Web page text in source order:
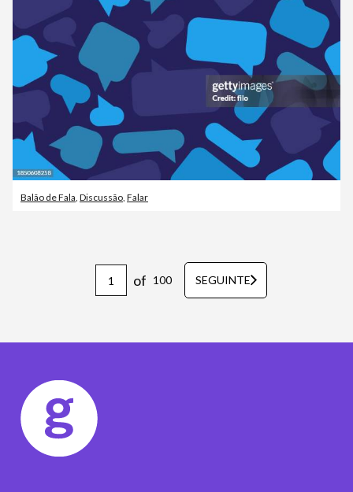
Balão de Fala, Discussão, Falar
of 100 SEGUINTE